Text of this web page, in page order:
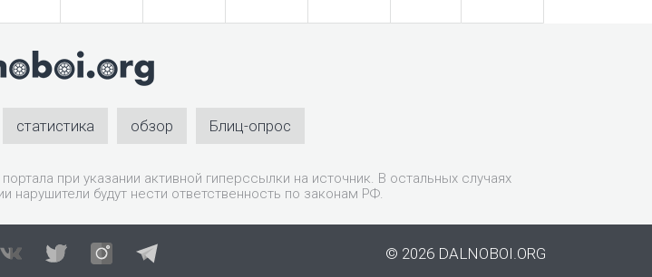
статистика обзор Блиц-опрос
при указании активной гиперссылки на источник. В остальных случаях
будут нести ответственность по законам РФ.
© 2026 DALNOBOI.ORG